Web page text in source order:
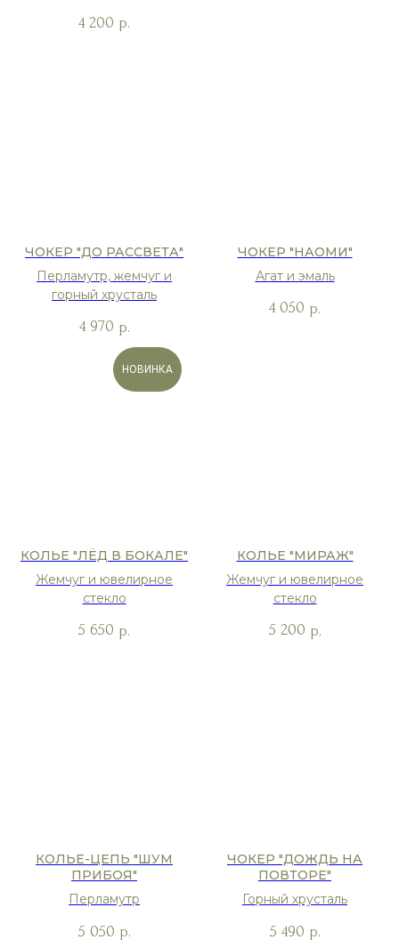
4 200 р.
ЧОКЕР "ДО РАССВЕТА"
Перламутр, жемчуг и
горный хрусталь
4 970 р.
ЧОКЕР "НАОМИ"
Агат и эмаль
4 050 р.
НОВИНКА
КОЛЬЕ "ЛЁД В БОКАЛЕ"
Жемчуг и ювелирное
стекло
5 650 р.
КОЛЬЕ "МИРАЖ"
Жемчуг и ювелирное
стекло
5 200 р.
КОЛЬЕ-ЦЕПЬ "ШУМ
ПРИБОЯ"
Перламутр
5 050 р.
ЧОКЕР "ДОЖДЬ НА
ПОВТОРЕ"
Горный хрусталь
5 490 р.